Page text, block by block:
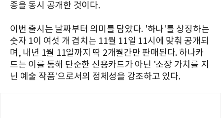
종을 동시 공개한 것이다.
이번 출시는 날짜부터 의미를 담았다. '하나'를 상징하는
숫자 1이 여섯 개 겹치는 11월 11일 11시에 맞춰 공개되
며, 내년 1월 11일까지 딱 2개월간만 판매된다. 하나카
드는 이를 통해 단순한 신용카드가 아닌 '소장 가치를 지
닌 예술 작품'으로서의 정체성을 강조하고 있다.